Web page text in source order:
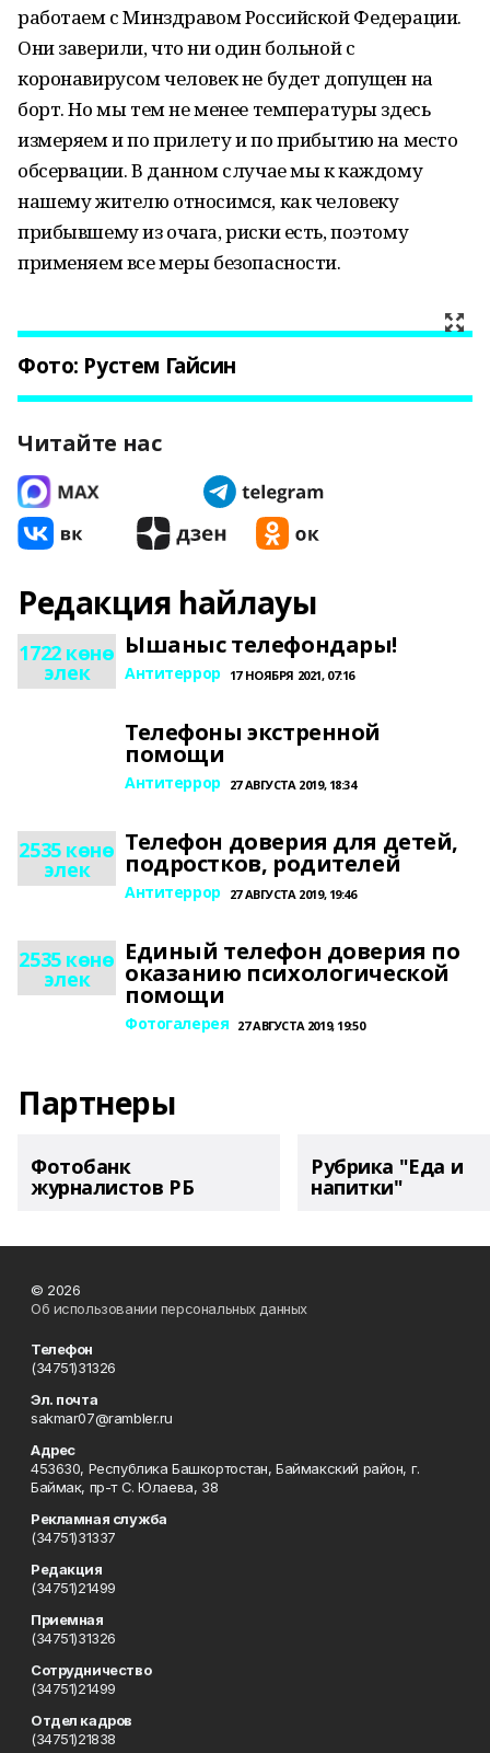
работаем с Минздравом Российской Федерации.
Они заверили, что ни один больной с
коронавирусом человек не будет допущен на
борт. Но мы тем не менее температуры здесь
измеряем и по прилету и по прибытию на место
обсервации. В данном случае мы к каждому
нашему жителю относимся, как человеку
прибывшему из очага, риски есть, поэтому
применяем все меры безопасности.
Фото: Рустем Гайсин
Читайте нас
Редакция һайлауы
1722 көнө
элек
Ышаныс телефондары!
Антитеррор 17 НОЯБРЯ 2021, 07:16
Телефоны экстренной
помощи
Антитеррор 27 АВГУСТА 2019, 18:34
2535 көнө
элек
Телефон доверия для детей,
подростков, родителей
Антитеррор 27 АВГУСТА 2019, 19:46
2535 көнө
элек
Единый телефон доверия по
оказанию психологической
помощи
Фотогалерея 27 АВГУСТА 2019, 19:50
Партнеры
Фотобанк
журналистов РБ
Рубрика "Еда и
напитки"
© 2026
Об использовании персональных данных
Телефон
(34751)31326
Эл. почта
sakmar07@rambler.ru
Адрес
453630, Республика Башкортостан, Баймакский район, г.
Баймак, пр-т С. Юлаева, 38
Рекламная служба
(34751)31337
Редакция
(34751)21499
Приемная
(34751)31326
Сотрудничество
(34751)21499
Отдел кадров
(34751)21838